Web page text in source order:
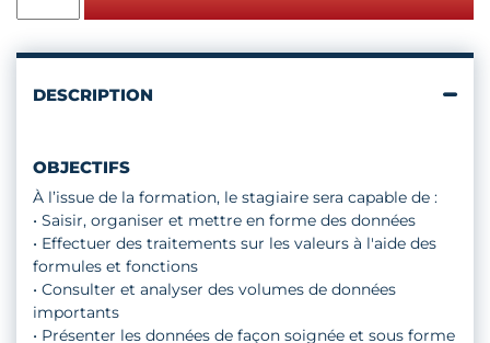
POUR
TABLEAUX
QUOTIDIENS
DESCRIPTION
OBJECTIFS
À l’issue de la formation, le stagiaire sera capable de :
• Saisir, organiser et mettre en forme des données
• Effectuer des traitements sur les valeurs à l'aide des
formules et fonctions
• Consulter et analyser des volumes de données
importants
• Présenter les données de façon soignée et sous forme